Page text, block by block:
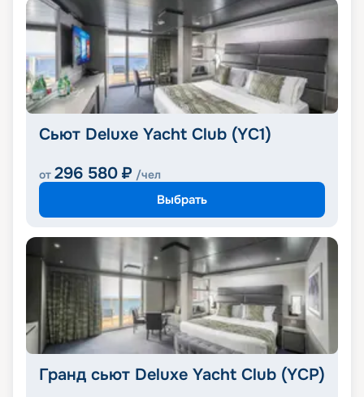
Сьют Deluxe Yacht Club (YC1)
от 296 580 ₽ /чел
Выбрать
Гранд сьют Deluxe Yacht Club (YCP)